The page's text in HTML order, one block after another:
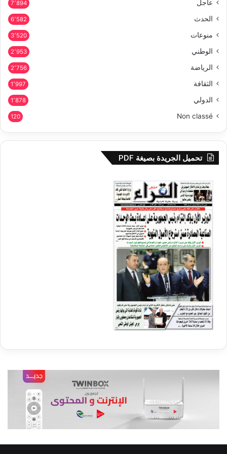
عاجل 7٬894
الحدث 6٬582
منوعات 3٬520
الوطني 2٬953
الرياضة 2٬756
الثقافة 1٬997
الدولي 1٬878
Non classé
120
تحميل الجريدة بصيغة PDF